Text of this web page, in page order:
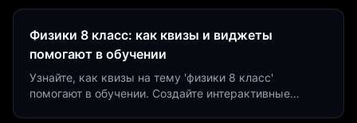
Физики 8 класс: как квизы и виджеты
помогают в обучении
Узнайте, как квизы на тему 'физики 8 класс'
помогают в обучении. Создайте интерактивные